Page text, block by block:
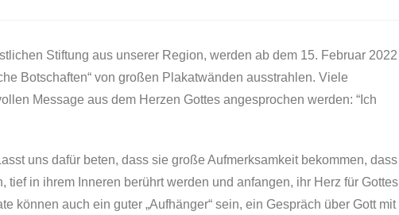
Stiftung aus unserer Region, werden ab dem 15. Februar 2022
Botschaften“ von großen Plakatwänden ausstrahlen. Viele
Message aus dem Herzen Gottes angesprochen werden: “Ich
uns dafür beten, dass sie große Aufmerksamkeit bekommen, dass
in ihrem Inneren berührt werden und anfangen, ihr Herz für Gottes
können auch ein guter „Aufhänger“ sein, ein Gespräch über Gott mit